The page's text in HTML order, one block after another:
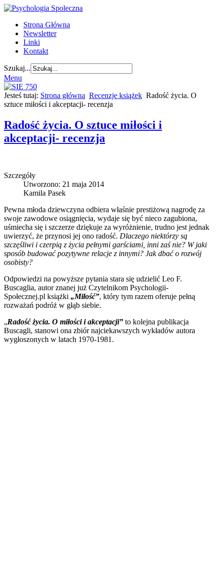
Strona Główna
Newsletter
Linki
Kontakt
Szukaj...
Menu
Jesteś tutaj: Strona główna Recenzje książek Radość życia. O
sztuce miłości i akceptacji- recenzja
Radość życia. O sztuce miłości i
akceptacji- recenzja
Szczegóły
Utworzono: 21 maja 2014
Kamila Pasek
Pewna młoda dziewczyna odbiera właśnie prestiżową nagrodę za
swoje zawodowe osiągnięcia, wydaje się być nieco zagubiona,
uśmiecha się i szczerze dziękuje za wyróżnienie, trudno jest jednak
uwierzyć, że przynosi jej ono radość. Dlaczego niektórzy są
szczęśliwi i czerpią z życia pełnymi garściami, inni zaś nie? W jaki
sposób budować pozytywne relacje z innymi? Jak dbać o rozwój
osobisty?
Odpowiedzi na powyższe pytania stara się udzielić Leo F.
Buscaglia, autor znanej już Czytelnikom Psychologii-
Społecznej.pl książki „Miłość”, który tym razem oferuje pełną
rozważań podróż w głąb siebie.
„Radość życia. O miłości i akceptacji” to kolejna publikacja
Buscagli, stanowi ona zbiór najciekawszych wykładów autora
wygłoszonych w latach 1970-1981.